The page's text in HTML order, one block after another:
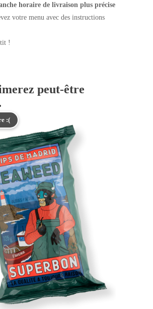
horaire de livraison plus précise
votre menu avec des instructions
!
peut-être
:(